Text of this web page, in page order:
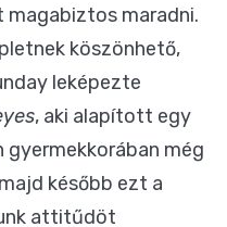
maradni.
köszönhető,
leképezte
, aki alapított egy
még
később ezt a
attitűdöt